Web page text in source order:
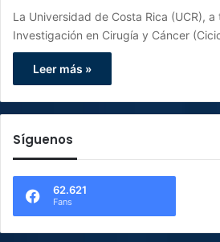
La Universidad de Costa Rica (UCR),
Investigación en Cirugía y Cáncer
Leer más »
Síguenos
62.621
Fans